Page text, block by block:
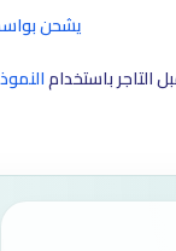
يشحن
التاجر باستخدام